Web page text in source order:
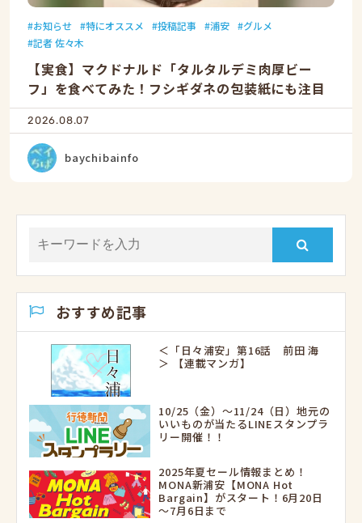
お知らせ 特にオススメ 投稿記事 浦安
グルメ
記者 佐々木
【実食】マクドナルド「タルタルデミ肉厚ビー
フ」を食べてみた！フシギダネの包装紙にも注目
2026.08.07
baychibainfo
おすすめ記事
＜「日々浦安」第16話 前田 海
＞ 【連載マンガ】
10/25（金）～11/24（日）地元の
いいものが当たるLINEスタンプラ
リー開催！！
2025年夏セール情報まとめ！
MONA新浦安【MONA Hot
Bargain】がスタート！6月20日
～7月6日まで